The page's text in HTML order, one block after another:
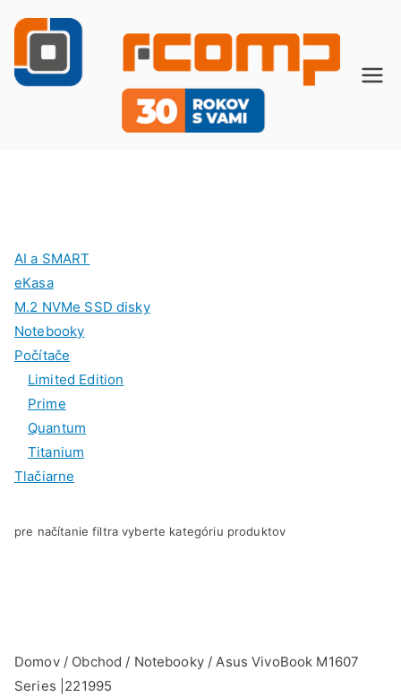
na
R-
Počíta
Domov/ Obchod / Notebooky/ Asus VivoBook M1607
Series |221995
AI a SMART
eKasa
M.2 NVMe SSD disky
Notebooky
Počítače
Limited Edition
Prime
Quantum
Titanium
Tlačiarne
pre načítanie filtra vyberte kategóriu produktov